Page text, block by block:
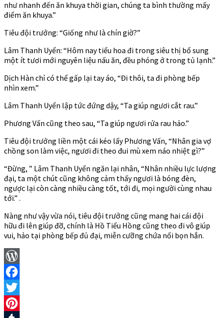
như nhanh đến ăn khuya thời gian, chúng ta bình thường mấy
điểm ăn khuya.”
Tiêu đội trưởng: “Giống như là chín giờ?”
Lâm Thanh Uyển: “Hôm nay tiểu hoa đi trong siêu thị bổ sung
một ít tươi mới nguyên liệu nấu ăn, đều phóng ở trong tủ lạnh.”
Dịch Hàn chỉ có thể gấp lại tay áo, “Đi thôi, ta đi phòng bếp
nhìn xem.”
Lâm Thanh Uyển lập tức đứng dậy, “Ta giúp ngươi cắt rau.”
Phương Vấn cũng theo sau, “Ta giúp ngươi rửa rau hảo.”
Tiêu đội trưởng liền một cái kéo lấy Phương Vấn, “Nhân gia vợ
chồng son làm việc, ngươi đi theo đui mù xem náo nhiệt gì?”
“Đừng, ” Lâm Thanh Uyển ngăn lại nhân, “Nhân nhiều lực lượng
đại, ta một chút cũng không cảm thấy ngươi là bóng đèn,
ngược lại còn càng nhiều càng tốt, tới đi, mọi người cùng nhau
tới.” .
Nàng như vậy vừa nói, tiêu đội trưởng cũng mang hai cái đội
hữu đi lên giúp đỡ, chính là Hồ Tiểu Hồng cũng theo đi vô giúp
vui, hảo tại phòng bếp đủ đại, miễn cưỡng chứa nổi bọn hắn.
WordPress
Facebook
Twitter